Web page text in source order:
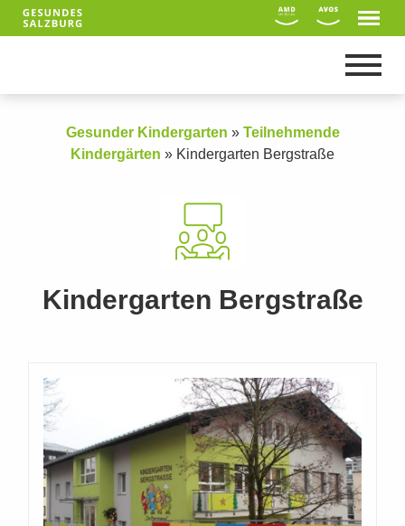
Gesunder Kindergarten » Teilnehmende
Kindergärten » Kindergarten Bergstraße
Kindergarten Bergstraße